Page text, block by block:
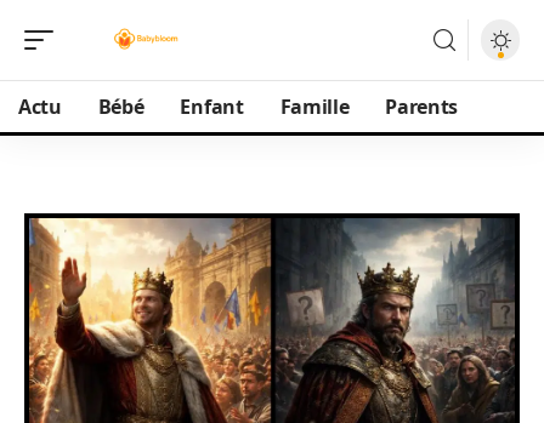
Actu Bébé Enfant Famille Parents